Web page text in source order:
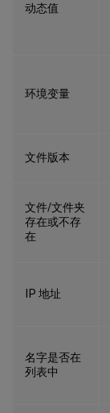
动态值
环境变量
文件版本
文件/文件夹
存在或不存
在
IP 地址
名字是否在
列表中